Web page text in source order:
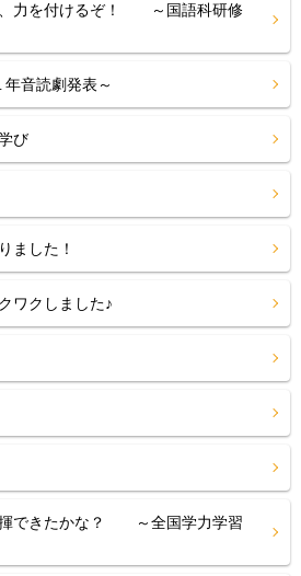
、力を付けるぞ！ ～国語科研修
音読劇発表～
び
ました！
ワクしました♪
揮できたかな？ ～全国学力学習